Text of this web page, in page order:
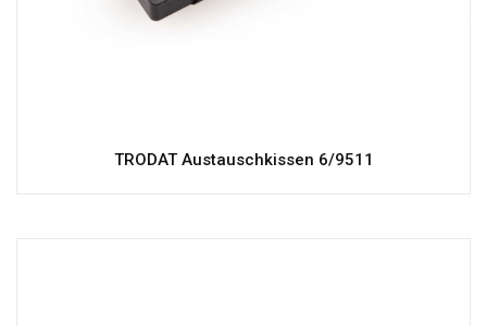
TRODAT Austauschkissen 6/9511